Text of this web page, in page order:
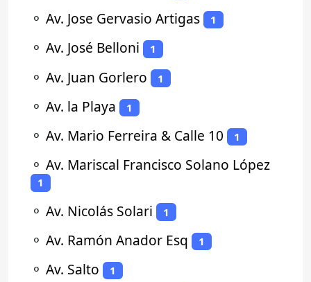
⚬ Av. Jose Gervasio Artigas 1
⚬ Av. José Belloni 1
⚬ Av. Juan Gorlero 1
⚬ Av. la Playa 1
⚬ Av. Mario Ferreira & Calle 10 1
⚬ Av. Mariscal Francisco Solano López
1
⚬ Av. Nicolás Solari 1
⚬ Av. Ramón Anador Esq 1
⚬ Av. Salto 1